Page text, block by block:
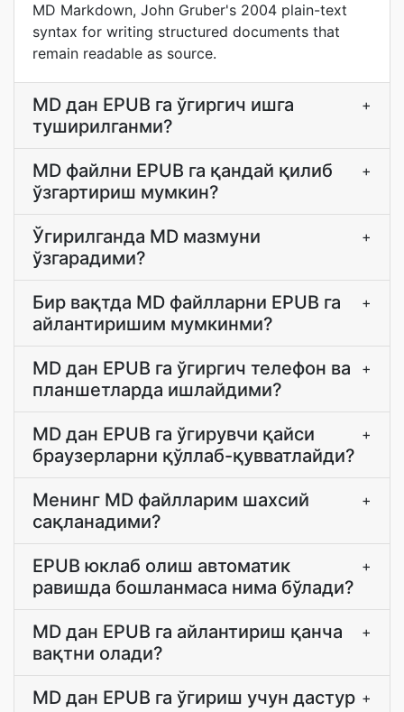
MD Markdown, John Gruber's 2004 plain-text
syntax for writing structured documents that
remain readable as source.
MD дан EPUB га ўгиргич ишга
туширилганми?
+
MD файлни EPUB га қандай қилиб
ўзгартириш мумкин?
+
Ўгирилганда MD мазмуни
ўзгарадими?
+
Бир вақтда MD файлларни EPUB га
айлантиришим мумкинми?
+
MD дан EPUB га ўгиргич телефон ва
планшетларда ишлайдими?
+
MD дан EPUB га ўгирувчи қайси
браузерларни қўллаб-қувватлайди?
+
Менинг MD файлларим шахсий
сақланадими?
+
EPUB юклаб олиш автоматик
равишда бошланмаса нима бўлади?
+
MD дан EPUB га айлантириш қанча
вақтни олади?
+
MD дан EPUB га ўгириш учун дастур +